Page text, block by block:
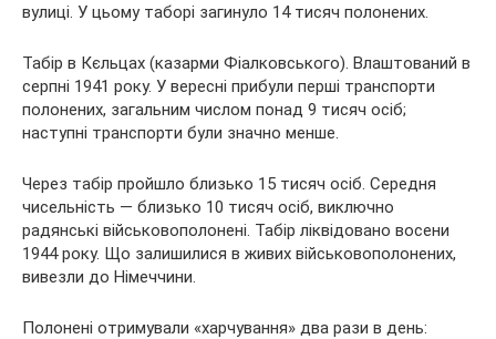
вулиці. У цьому таборі загинуло 14 тисяч полонених.
Табір в Кєльцах (казарми Фіалковського). Влаштований в
серпні 1941 року. У вересні прибули перші транспорти
полонених, загальним числом понад 9 тисяч осіб;
наступні транспорти були значно менше.
Через табір пройшло близько 15 тисяч осіб. Середня
чисельність — близько 10 тисяч осіб, виключно
радянські військовополонені. Табір ліквідовано восени
1944 року. Що залишилися в живих військовополонених,
вивезли до Німеччини.
Полонені отримували «харчування» два рази в день: